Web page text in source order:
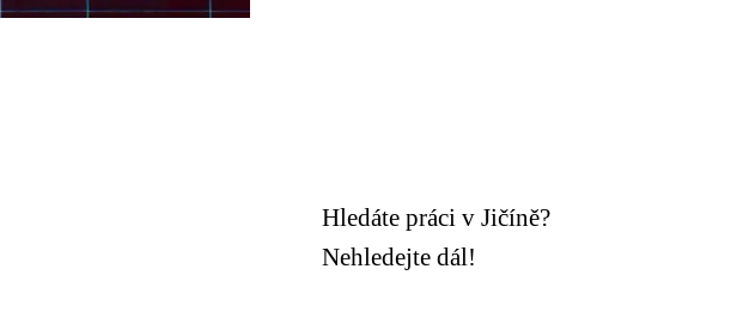
Hledáte práci v Jičíně?
Nehledejte dál!